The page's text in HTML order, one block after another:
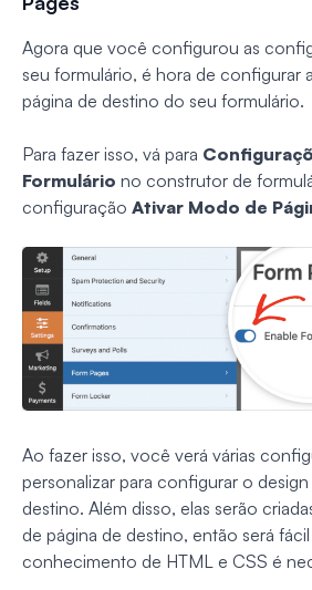
Agora que você configurou as
seu formulário, é hora de configurar
página de destino do seu formulário.
Para fazer isso, vá para
Formulário no construtor de
configuração Ativar Modo de
Ao fazer isso, você verá várias
personalizar para configurar o design
destino. Além disso, elas serão
de página de destino, então será
conhecimento de HTML e CSS é